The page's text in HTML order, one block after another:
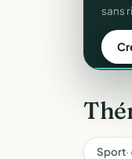
sans
Sport